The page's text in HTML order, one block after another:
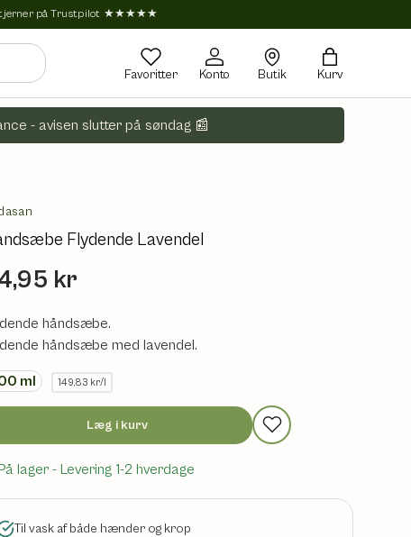
på Trustpilot ★★★★★
Favoritter
Konto Butik Kurv
- avisen slutter på søndag 📰
Flydende Lavendel
kr
håndsæbe.
håndsæbe med lavendel.
ml 149,83 kr/l
Læg i kurv
lager - Levering 1-2 hverdage
Til vask af både hænder og krop